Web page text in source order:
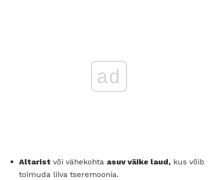
ad
Altarist või vähekohta asuv väike laud, kus võib
toimuda liiva tseremoonia.